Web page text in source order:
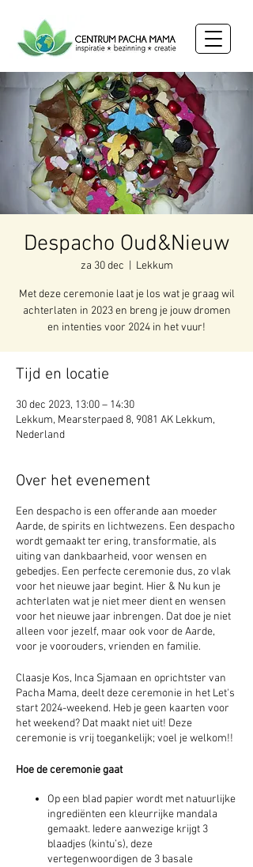
Despacho Oud&Nieuw
za 30 dec Lekkum
Met deze ceremonie laat je los wat je graag wil
achterlaten in 2023 en breng je jouw dromen
en intenties voor 2024 in het vuur!
Tijd en locatie
30 dec 2023, 13:00 – 14:30
Lekkum, Mearsterpaed 8, 9081 AK Lekkum,
Nederland
Over het evenement
Een despacho is een offerande aan moeder
Aarde, de spirits en lichtwezens. Een despacho
wordt gemaakt ter ering, transformatie, als
uiting van dankbaarheid, voor wensen en
gebedjes. Een perfecte ceremonie dus, zo vlak
voor het nieuwe jaar begint. Hier & Nu kun je
achterlaten wat je niet meer dient en wensen
voor het nieuwe jaar inbrengen. Dat doe je niet
alleen voor jezelf, maar ook voor de Aarde,
voor je voorouders, vrienden en familie.
Claasje Kos, Inca Sjamaan en oprichtster van
Pacha Mama, deelt deze ceremonie in het Let's
start 2024-weekend. Heb je geen kaarten voor
het weekend? Dat maakt niet uit! Deze
ceremonie is vrij toegankelijk; voel je welkom!!
Hoe de ceremonie gaat
Op een blad papier wordt met natuurlijke
ingrediënten een kleurrijke mandala
gemaakt. Iedere aanwezige krijgt 3
blaadjes (kintu’s), deze
vertegenwoordigen de 3 basale